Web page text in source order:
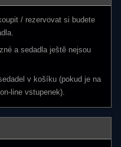
/ rezervovat si budete
a sedadla ještě nejsou
v košíku (pokud je na
line vstupenek).